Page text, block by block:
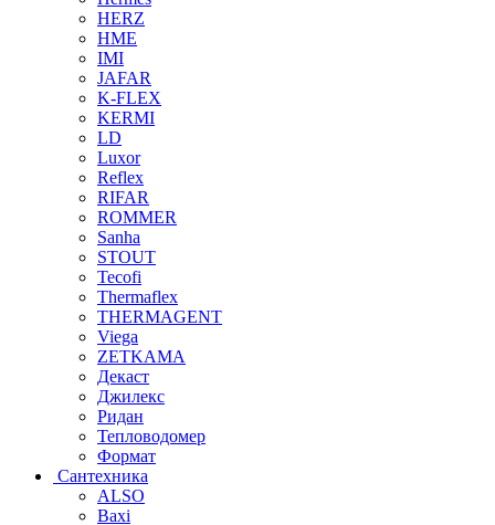
HERZ
HME
IMI
JAFAR
K-FLEX
KERMI
LD
Luxor
Reflex
RIFAR
ROMMER
Sanha
STOUT
Tecofi
Thermaflex
THERMAGENT
Viega
ZETKAMA
Декаст
Джилекс
Ридан
Тепловодомер
Формат
Сантехника
ALSO
Baxi